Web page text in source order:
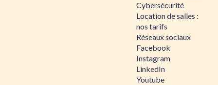
Cybersécurité
Location de salles :
nos tarifs
Réseaux sociaux
Facebook
Instagram
LinkedIn
Youtube